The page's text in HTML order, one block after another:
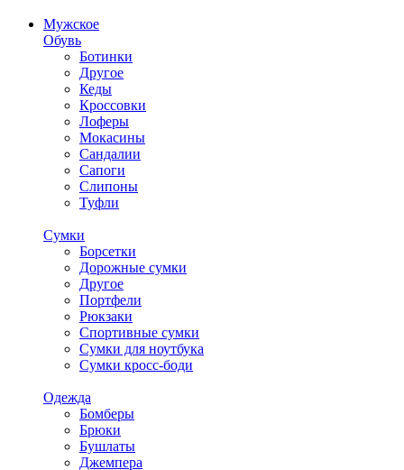
Мужское
Обувь
Ботинки
Другое
Кеды
Кроссовки
Лоферы
Мокасины
Сандалии
Сапоги
Слипоны
Туфли
Сумки
Борсетки
Дорожные сумки
Другое
Портфели
Рюкзаки
Спортивные сумки
Сумки для ноутбука
Сумки кросс-боди
Одежда
Бомберы
Брюки
Бушлаты
Джемпера